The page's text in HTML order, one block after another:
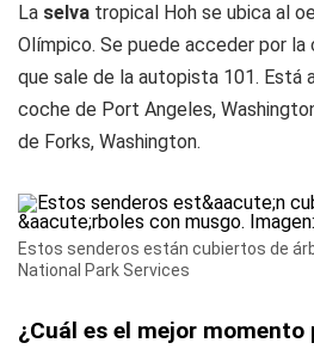
La selva tropical Hoh se ubica al
Olímpico. Se puede acceder por la
que sale de la autopista 101. Está
coche de Port Angeles,
de Forks, Washington.
Estos senderos están cubiertos de
National Park Services
¿Cuál es el mejor